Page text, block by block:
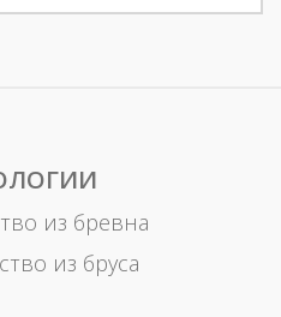
из бревна
из бруса